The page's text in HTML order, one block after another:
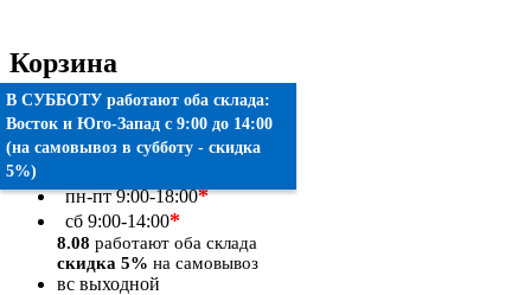
Корзина
Товаров:0 шт.
Оформить заказ
пн-пт9:00-18:00*
сб 9:00-14:00*
8.08 работают оба склада
скидка 5% на самовывоз
вс выходной
В СУББОТУ работают оба склада:
Восток и Юго-Запад c 9:00 до 14:00
(на самовывоз в субботу - скидка
5%)